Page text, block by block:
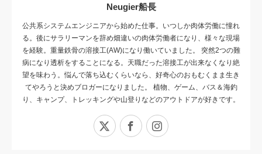
Neugier船長
公共系システムエンジニアから始めた仕事。いつしか肉体労働に憧れ
る。後にサラリーマンを辞め畑違いの肉体労働者になり、様々な現場
を経験。重量鉄骨の溶接工(AW)になり働いていました。 突然2つの難
病になり透析をすることになる。天職だった溶接工が出来なくなり絶
望を味わう。悩んで落ち込むくらいなら、好奇心のおもむくまま生き
てやろうと決めブロガーになりました。 植物、ゲーム、バス＆海釣
り、キャンプ、トレッキングや山登りなどのアウトドアが好きです。
Facebook